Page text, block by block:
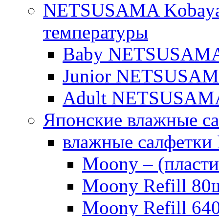
NETSUSAMA
температуры
Baby
Junior
Adult
Японские влажные
влажные
Moony –
Moony Refill
Moony Refill